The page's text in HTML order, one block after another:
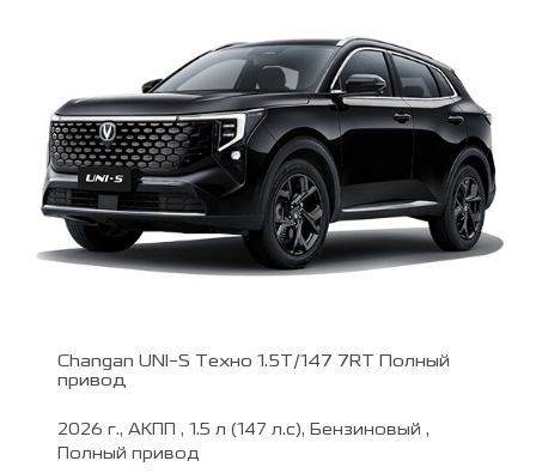
Changan UNI-S Техно 1.5T/147 7RT Полный
привод
2026 г., АКПП , 1.5 л (147 л.с), Бензиновый ,
Полный привод